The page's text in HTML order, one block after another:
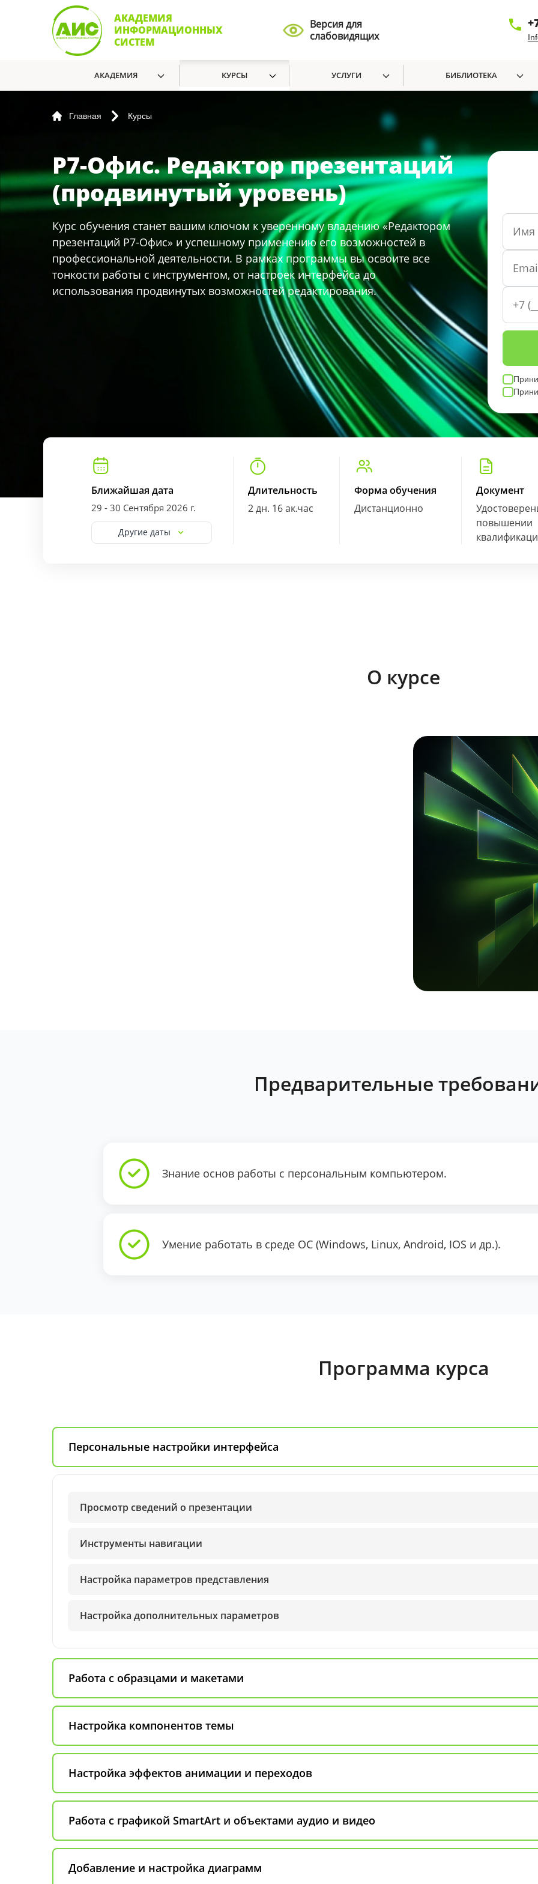
АКАДЕМИЯ
ИНФОРМАЦИОННЫХ
СИСТЕМ
Версия для
слабовидящих
АКАДЕМИЯ КУРСЫ УСЛУГИ БИБЛИОТЕКА
Главная Курсы
Р7-Офис. Редактор презентаций
(продвинутый уровень)
Курс обучения станет вашим ключом к уверенному владению «Редактором
презентаций Р7-Офис» и успешному применению его возможностей в
профессиональной деятельности. В рамках программы вы освоите все
тонкости работы с инструментом, от настроек интерфейса до
использования продвинутых возможностей редактирования.
Ближайшая дата
29 - 30 Сентября 2026 г.
Другие даты
Длительность
2 дн. 16 ак.час
Форма обучения
Дистанционно
Документ
повышении
О курсе
Предварительные
Знание основ работы с персональным компьютером.
Умение работать в среде ОС (Windows, Linux, Android, IOS и др.).
Программа курса
Персональные настройки интерфейса
Просмотр сведений о презентации
Инструменты навигации
Настройка параметров представления
Настройка дополнительных параметров
Работа с образцами и макетами
Настройка компонентов темы
Настройка эффектов анимации и переходов
Работа с графикой SmartArt и объектами аудио и видео
Добавление и настройка диаграмм